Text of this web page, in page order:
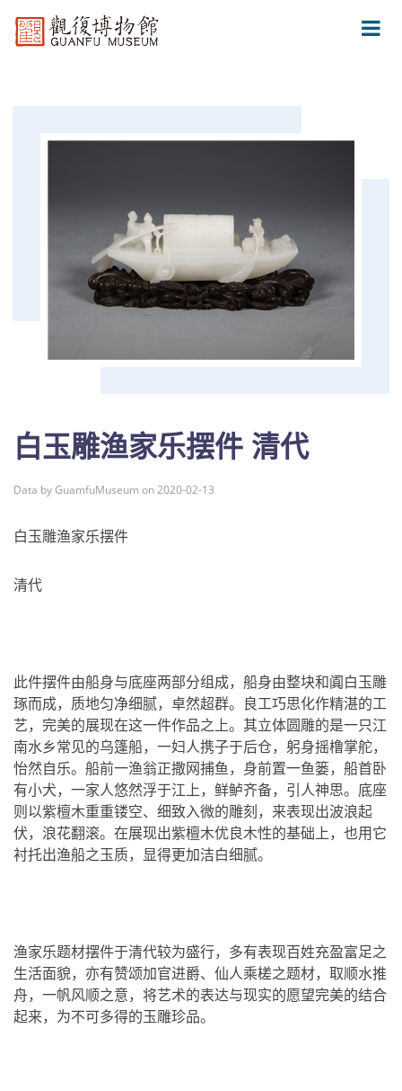
白玉雕渔家乐摆件 清代
Data by GuamfuMuseum on 2020-02-13
白玉雕渔家乐摆件
清代
此件摆件由船身与底座两部分组成，船身由整块和阗白玉雕
琢而成，质地匀净细腻，卓然超群。良工巧思化作精湛的工
艺，完美的展现在这一件作品之上。其立体圆雕的是一只江
南水乡常见的乌篷船，一妇人携子于后仓，躬身摇橹掌舵，
怡然自乐。船前一渔翁正撒网捕鱼，身前置一鱼篓，船首卧
有小犬，一家人悠然浮于江上，鲜鲈齐备，引人神思。底座
则以紫檀木重重镂空、细致入微的雕刻，来表现出波浪起
伏，浪花翻滚。在展现出紫檀木优良木性的基础上，也用它
衬托出渔船之玉质，显得更加洁白细腻。
渔家乐题材摆件于清代较为盛行，多有表现百姓充盈富足之
生活面貌，亦有赞颂加官进爵、仙人乘槎之题材，取顺水推
舟，一帆风顺之意，将艺术的表达与现实的愿望完美的结合
起来，为不可多得的玉雕珍品。